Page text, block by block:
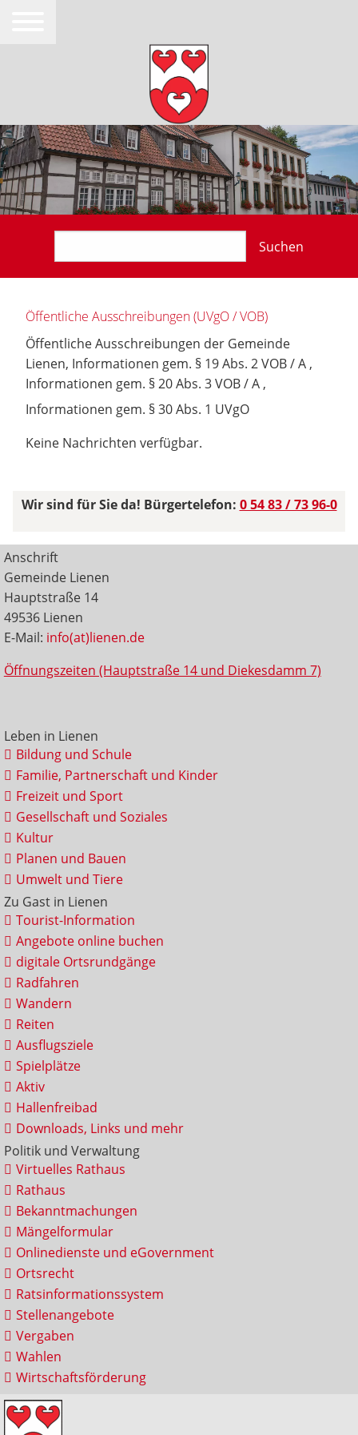
Suchen
Öffentliche Ausschreibungen (UVgO / VOB)
Öffentliche Ausschreibungen der Gemeinde
Lienen, Informationen gem. § 19 Abs. 2 VOB / A ,
Informationen gem. § 20 Abs. 3 VOB / A ,
Informationen gem. § 30 Abs. 1 UVgO
Keine Nachrichten verfügbar.
Wir sind für Sie da! Bürgertelefon: 0 54 83 / 73 96-0
Anschrift
Gemeinde Lienen
Hauptstraße 14
49536 Lienen
E-Mail: info(at)lienen.de
Öffnungszeiten (Hauptstraße 14 und Diekesdamm 7)
Leben in Lienen
Bildung und Schule
Familie, Partnerschaft und Kinder
Freizeit und Sport
Gesellschaft und Soziales
Kultur
Planen und Bauen
Umwelt und Tiere
Zu Gast in Lienen
Tourist-Information
Angebote online buchen
digitale Ortsrundgänge
Radfahren
Wandern
Reiten
Ausflugsziele
Spielplätze
Aktiv
Hallenfreibad
Downloads, Links und mehr
Politik und Verwaltung
Virtuelles Rathaus
Rathaus
Bekanntmachungen
Mängelformular
Onlinedienste und eGovernment
Ortsrecht
Ratsinformationssystem
Stellenangebote
Vergaben
Wahlen
Wirtschaftsförderung